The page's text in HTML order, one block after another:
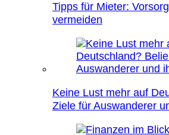
Tipps für Mieter:
vermeiden
Keine Lust mehr auf
Ziele für Auswanderer